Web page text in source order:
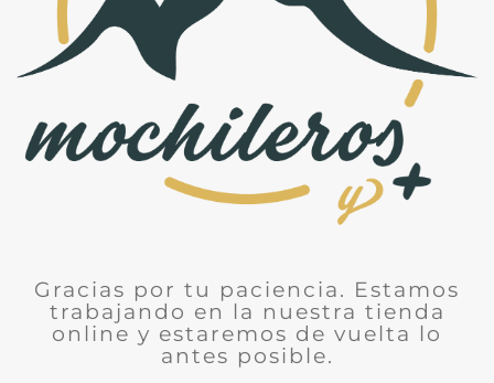
Gracias por tu paciencia. Estamos
trabajando en la nuestra tienda
online y estaremos de vuelta lo
antes posible.